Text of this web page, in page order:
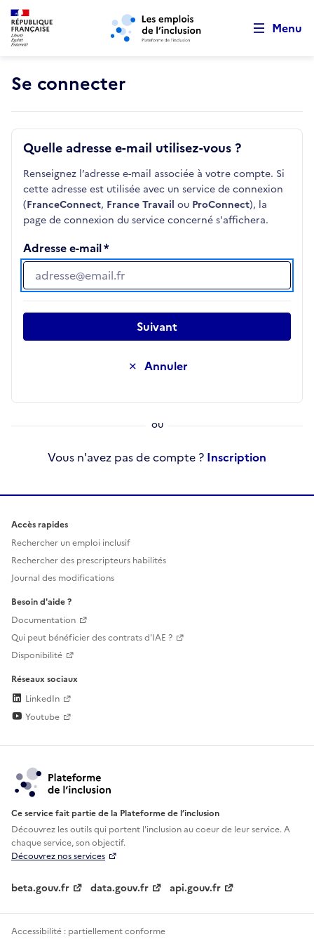
Aller au menu principal Aller au contenu principal
Menu
Se connecter
Quelle adresse e-mail utilisez-vous ?
Renseignez l’adresse e-mail associée à votre compte. Si
cette adresse est utilisée avec un service de connexion
(FranceConnect, France Travail ou ProConnect), la
page de connexion du service concerné s'affichera.
Adresse e-mail
Adresse e-mail
Annuler
Suivant
Vous n'avez pas de compte ? Inscription
Accès rapides
Rechercher un emploi inclusif
Rechercher des prescripteurs habilités
Journal des modifications
Besoin d'aide ?
Documentation
Qui peut bénéficier des contrats d'IAE ?
Disponibilité
Réseaux sociaux
LinkedIn
Youtube
Ce service fait partie de la Plateforme de l’inclusion
Découvrez les outils qui portent l'inclusion aucoeur de leur service. A
chaque service, son objectif.
Découvrez nos services
beta.gouv.fr data.gouv.fr api.gouv.fr
Accessibilité : partiellement conforme
Retour au début de la page
Panneau de gestion des cookies